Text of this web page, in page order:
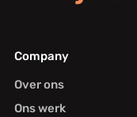
Company
Over ons
Ons werk